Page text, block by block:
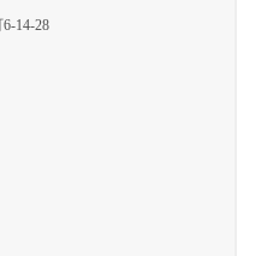
14-28